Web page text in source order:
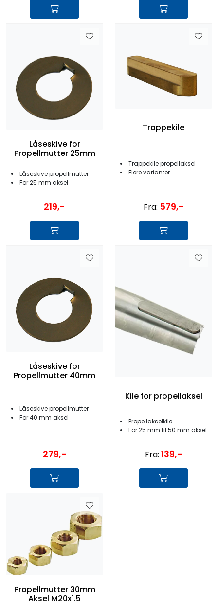
Låseskive for
Propellmutter 25mm
Låseskive propellmutter
For 25 mm aksel
219,-
Trappekile
Trappekile propellaksel
Flere varianter
Fra: 579,-
Låseskive for
Propellmutter 40mm
Låseskive propellmutter
For 40 mm aksel
279,-
Kile for propellaksel
Propellakselkile
For 25 mm til 50 mm aksel
Fra: 139,-
Propellmutter 30mm
Aksel M20x1.5